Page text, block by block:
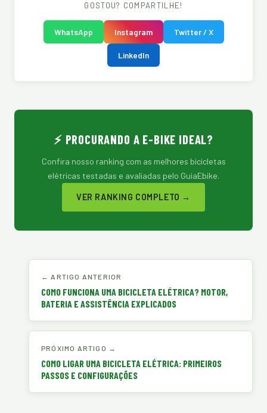
GOSTOU? COMPARTILHE!
WhatsApp Instagram Twitter / X
LinkedIn
⚡ PROCURANDO A E-BIKE IDEAL?
Confira nosso ranking com as melhores bicicletas
elétricas testadas e avaliadas pelo GuiaEbike.
VER RANKING COMPLETO →
← ARTIGO ANTERIOR
COMO FUNCIONA UMA BICICLETA ELÉTRICA? MOTOR,
BATERIA E ASSISTÊNCIA EXPLICADOS
PRÓXIMO ARTIGO →
COMO LIGAR UMA BICICLETA ELÉTRICA: PRIMEIROS
PASSOS E CONFIGURAÇÕES